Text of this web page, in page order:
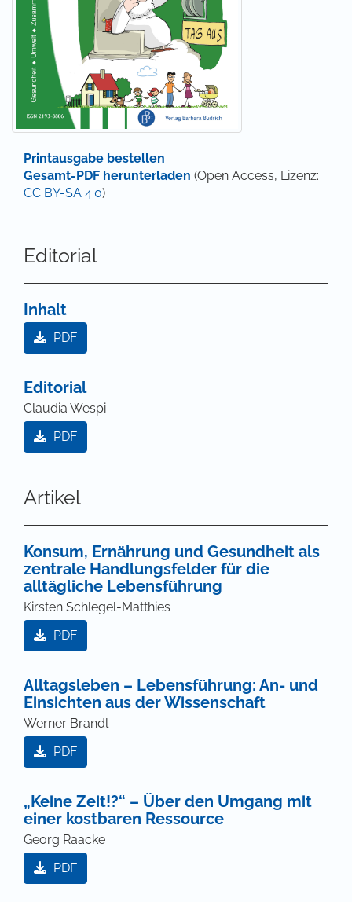
Printausgabe bestellen
Gesamt-PDF herunterladen (Open Access, Lizenz:
CC BY-SA 4.0)
Editorial
Inhalt
PDF
Editorial
Claudia Wespi
PDF
Artikel
Konsum, Ernährung und Gesundheit als
zentrale Handlungsfelder für die
alltägliche Lebensführung
Kirsten Schlegel-Matthies
PDF
Alltagsleben – Lebensführung: An- und
Einsichten aus der Wissenschaft
Werner Brandl
PDF
„Keine Zeit!?“ – Über den Umgang mit
einer kostbaren Ressource
Georg Raacke
PDF